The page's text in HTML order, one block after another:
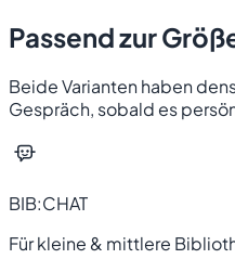
Passend zur
Beide Varianten haben
Gespräch, sobald es
BIB:CHAT
Für kleine & mittlere